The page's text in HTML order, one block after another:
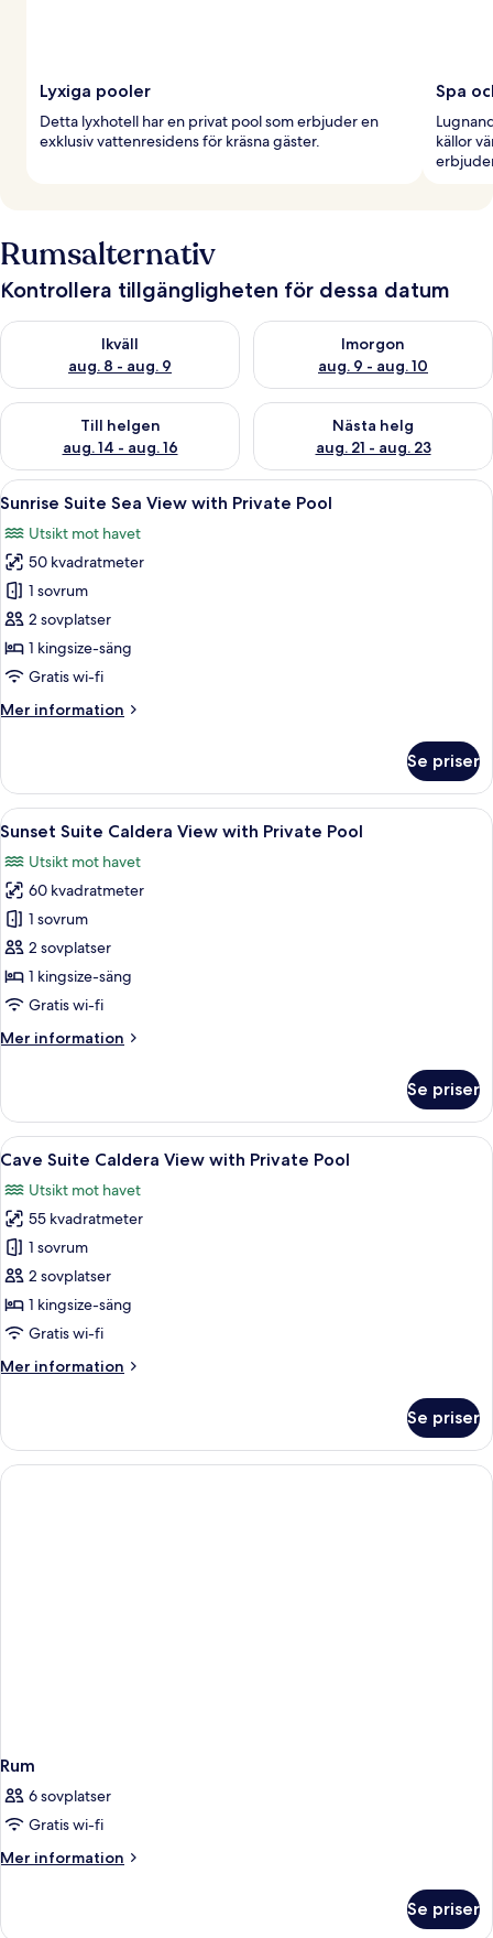
Lyxiga pooler
Detta lyxhotell har en privat pool som erbjuder en
exklusiv vattenresidens för kräsna gäster.
Spa
källor
Rumsalternativ
Kontrollera tillgängligheten för dessa datum
Ikväll
aug. 8 - aug. 9
Kontrollera tillgängligheten för ikväll aug. 8 - aug. 9
Imorgon
aug. 9 - aug. 10
Kontrollera tillgängligheten
Till helgen
aug. 14 - aug. 16
Kontrollera tillgängligheten för den här helgen aug. 14 - aug.
Nästa helg
aug. 21 - aug. 23
Kontrollera tillgängligheten
Öppna
alla
foton
för
Sunrise
Suite
Sea
View
Private
Ett hotellrum med en säng, en stol
18
Sunrise Suite Sea View with Private Pool
Utsikt mot havet
50 kvadratmeter
1 sovrum
2 sovplatser
1 kingsize-säng
Gratis wi-fi
Mer information
Mer
Suite
Sea
View
Private
Pool
Se priser
Öppna
alla
foton
för
Sunset
Suite
Caldera
View
Private
En person som kopplar av vid
24
Sunset Suite Caldera View with Private Pool
Utsikt mot havet
60 kvadratmeter
1 sovrum
2 sovplatser
1 kingsize-säng
Gratis wi-fi
Mer information
Mer
Suite
Caldera
View
Private
Pool
Se priser
Öppna
alla
foton
för
Cave
Suite
Caldera
View
Private
Ett lyxigt sovrum med en stor
16
Cave Suite Caldera View with Private Pool
Utsikt mot havet
55 kvadratmeter
1 sovrum
2 sovplatser
1 kingsize-säng
Gratis wi-fi
Mer information
Mer
Suite
Caldera
View
Se priser
Rum
6 sovplatser
Gratis wi-fi
Mer information
Mer
Se priser